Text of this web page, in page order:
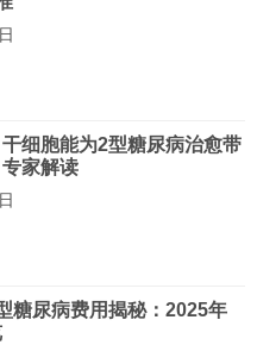
细胞能为2型糖尿病治愈带
家解读
糖尿病费用揭秘：2025年